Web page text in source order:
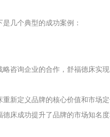
几个典型的成功案例：
咨询企业的合作，舒福德床实
新定义品牌的核心价值和市场
床成功提升了品牌的市场知名